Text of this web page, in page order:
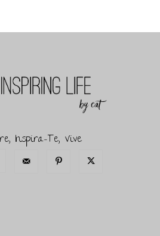
Inspira-Te, Vive